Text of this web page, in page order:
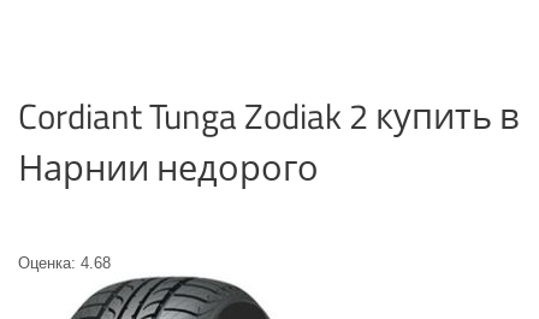
Cordiant Tunga Zodiak 2 купить в
Нарнии недорого
Оценка: 4.68